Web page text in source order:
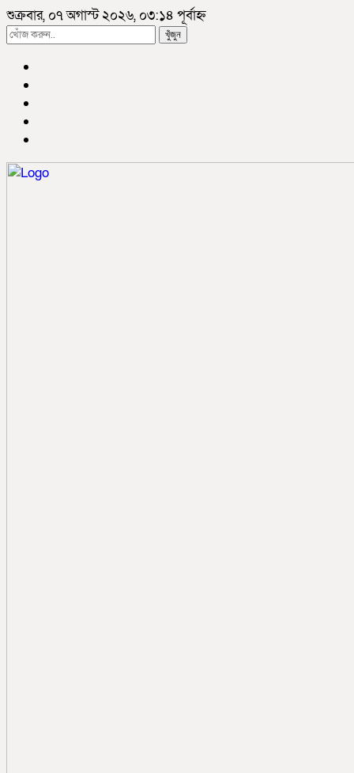
শুক্রবার, ০৭ অগাস্ট ২০২৬, ০৩:১৪ পূর্বাহ্ন
খুঁজুন